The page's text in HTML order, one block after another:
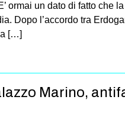
ormai un dato di fatto che
Dopo l’accordo tra
[…]
Marino,